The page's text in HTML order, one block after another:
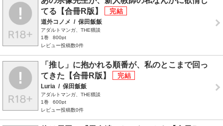
てる【合冊R版】
道外コノメ / 保田飯飯
アダルトマンガ、THE猥談
1巻
800pt
レビュー投稿数0件
「推し」に抱かれる順番が、私のとこまで回っ
てきた【合冊R版】
Luria / 保田飯飯
アダルトマンガ、THE猥談
1巻
600pt
レビュー投稿数0件